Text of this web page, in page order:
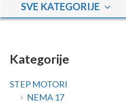
SVE KATEGORIJE
Kategorije
STEP MOTORI
NEMA 17